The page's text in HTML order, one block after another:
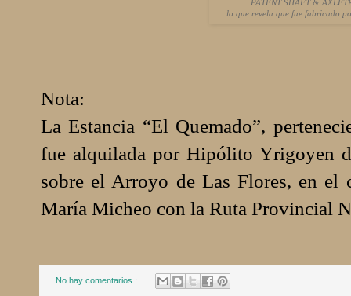
PATENT SHAFT &
lo que revela que fue fabricado
Nota:
La Estancia “El Quemado”,
fue alquilada por Hipólito Yrigoyen
sobre el Arroyo de Las Flores, en el
María Micheo con la Ruta Provincial
No hay comentarios.: